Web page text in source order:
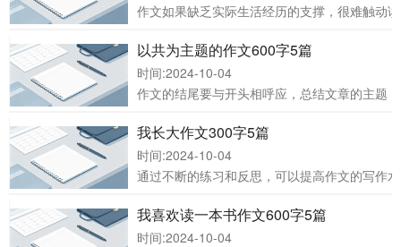
作文如果缺乏实际生活经历的支撑，很难触动
以共为主题的作文600字5篇
时间:2024-10-04
作文的结尾要与开头相呼应，总结文章的主题
我长大作文300字5篇
时间:2024-10-04
通过不断的练习和反思，可以提高作文的写作
我喜欢读一本书作文600字5篇
时间:2024-10-04